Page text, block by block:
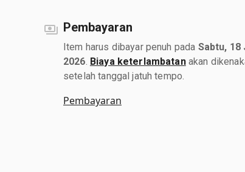
Pembayaran
Item harus dibayar penuh pada Sabtu, 18
2026 Biaya keterlambatanakan
setelah tanggal jatuh tempo.
Pembayaran